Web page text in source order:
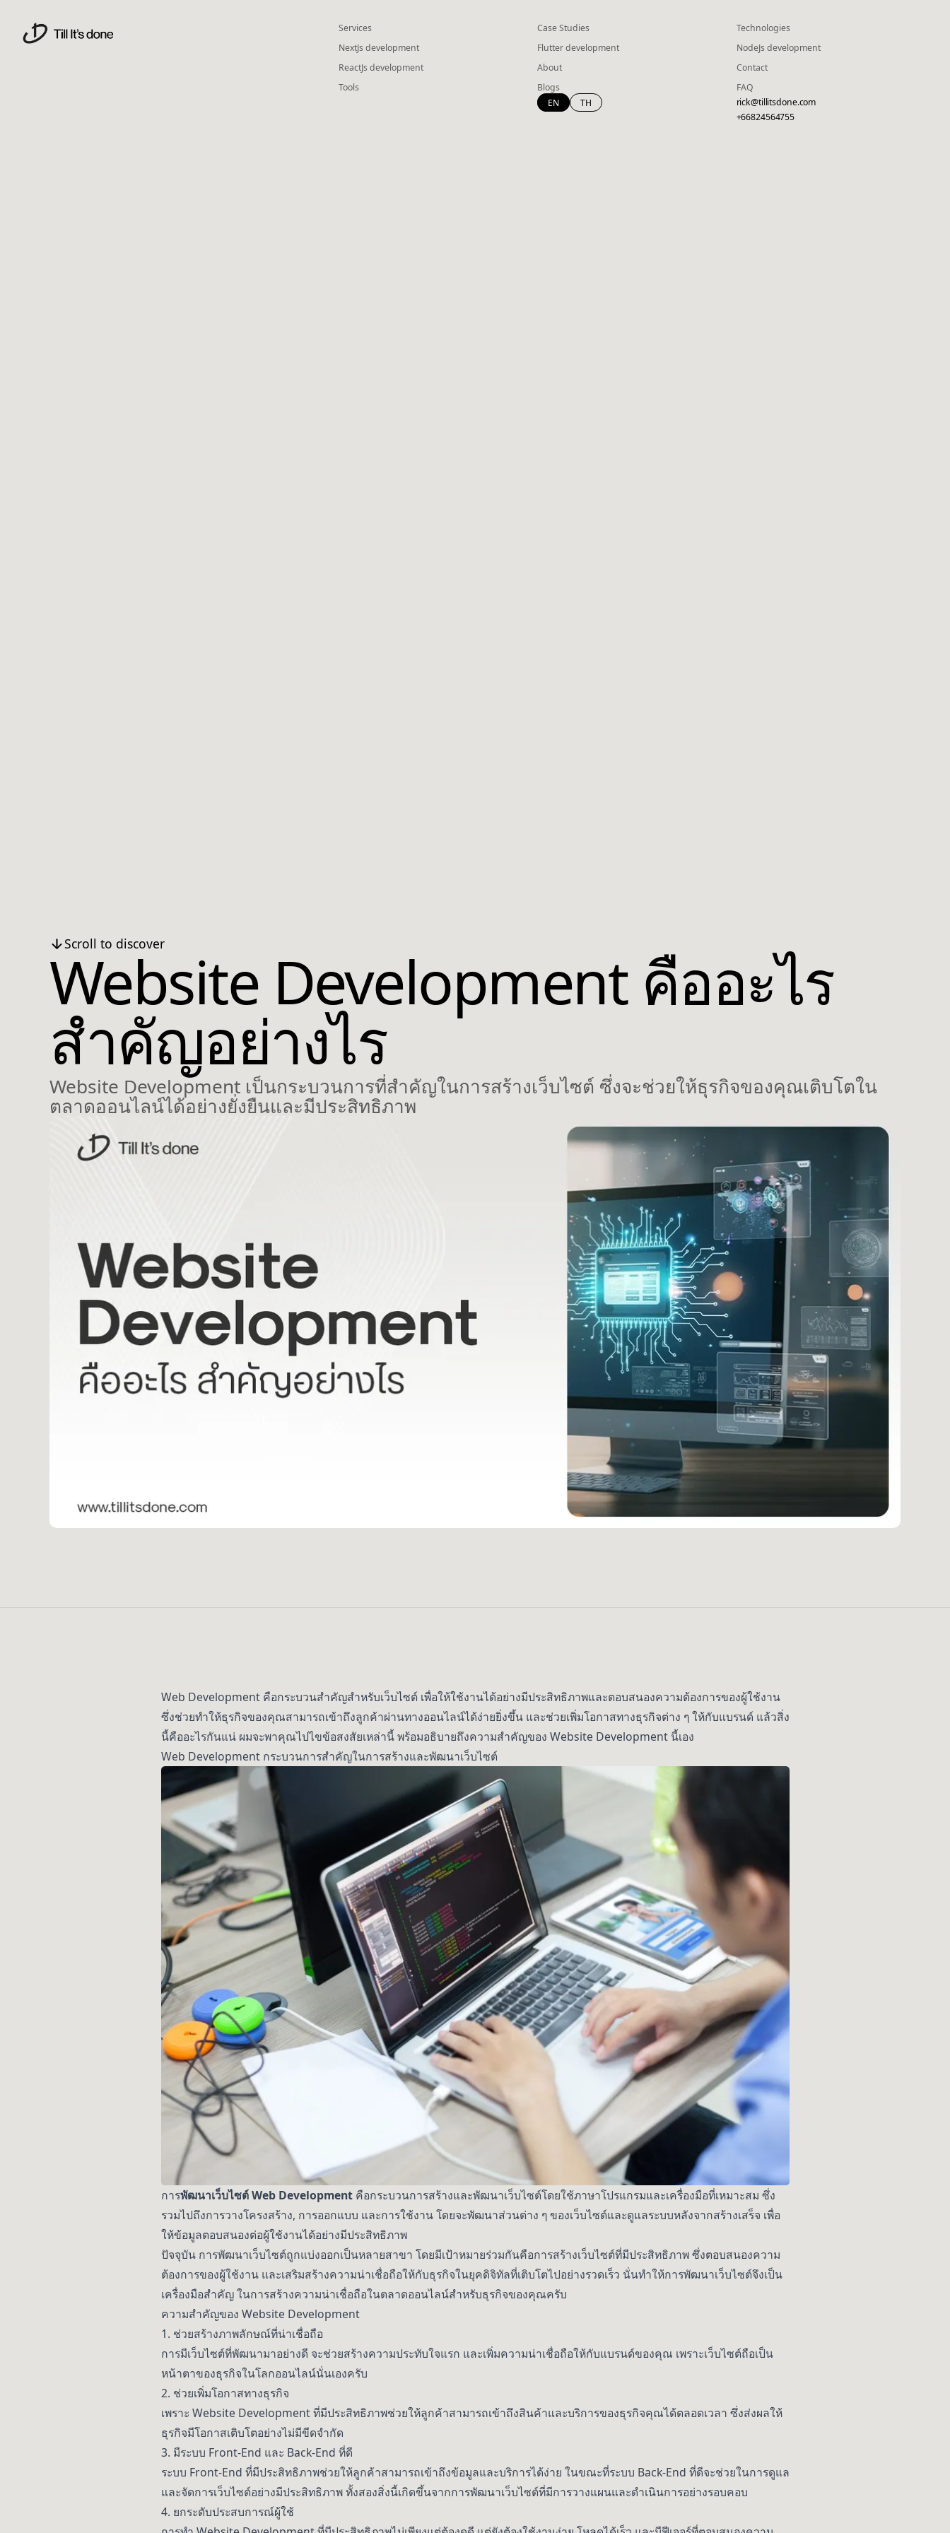
Services Case Studies
Technologies
NextJs development
Flutter development
NodeJs development
ReactJs development
About
Contact
Tools
Blogs
FAQ
EN
TH
rick@tillitsdone.com
+66824564755
Scroll to discover
Website Development คืออะไร
สำคัญอย่างไร
Website Development เป็นกระบวนการที่สำคัญในการสร้างเว็บไซต์ ซึ่งจะช่วยให้ธุรกิจของคุณเติบโตใน
ตลาดออนไลน์ได้อย่างยั่งยืนและมีประสิทธิภาพ
Web Development คือกระบวนสำคัญสำหรับเว็บไซต์ เพื่อให้ใช้งานได้อย่างมีประสิทธิภาพและตอบสนองความต้องการของผู้ใช้งาน
ซึ่งช่วยทำให้ธุรกิจของคุณสามารถเข้าถึงลูกค้าผ่านทางออนไลน์ได้ง่ายยิ่งขึ้น และช่วยเพิ่มโอกาสทางธุรกิจต่าง ๆ ให้กับแบรนด์ แล้วสิ่ง
นี้คืออะไรกันแน่ ผมจะพาคุณไปไขข้อสงสัยเหล่านี้ พร้อมอธิบายถึงความสำคัญของ Website Development นี้เอง
Web Development กระบวนการสำคัญในการสร้างและพัฒนาเว็บไซต์
การพัฒนาเว็บไซต์ Web Developmentคือกระบวนการสร้างและพัฒนาเว็บไซต์โดยใช้ภาษาโปรแกรมและเครื่องมือที่เหมาะสม ซึ่ง
รวมไปถึงการวางโครงสร้าง, การออกแบบ และการใช้งาน โดยจะพัฒนาส่วนต่าง ๆ ของเว็บไซต์และดูแลระบบหลังจากสร้างเสร็จ เพื่อ
ให้ข้อมูลตอบสนองต่อผู้ใช้งานได้อย่างมีประสิทธิภาพ
ปัจจุบัน การพัฒนาเว็บไซต์ถูกแบ่งออกเป็นหลายสาขา โดยมีเป้าหมายร่วมกันคือการสร้างเว็บไซต์ที่มีประสิทธิภาพ ซึ่งตอบสนองความ
ต้องการของผู้ใช้งาน และเสริมสร้างความน่าเชื่อถือให้กับธุรกิจในยุคดิจิทัลที่เติบโตไปอย่างรวดเร็ว นั่นทำให้การพัฒนาเว็บไซต์จึงเป็น
เครื่องมือสำคัญ ในการสร้างความน่าเชื่อถือในตลาดออนไลน์สำหรับธุรกิจของคุณครับ
ความสำคัญของ Website Development
1. ช่วยสร้างภาพลักษณ์ที่น่าเชื่อถือ
การมีเว็บไซต์ที่พัฒนามาอย่างดี จะช่วยสร้างความประทับใจแรก และเพิ่มความน่าเชื่อถือให้กับแบรนด์ของคุณ เพราะเว็บไซต์ถือเป็น
หน้าตาของธุรกิจในโลกออนไลน์นั่นเองครับ
2. ช่วยเพิ่มโอกาสทางธุรกิจ
เพราะ Website Development ที่มีประสิทธิภาพช่วยให้ลูกค้าสามารถเข้าถึงสินค้าและบริการของธุรกิจคุณได้ตลอดเวลา ซึ่งส่งผลให้
ธุรกิจมีโอกาสเติบโตอย่างไม่มีขีดจำกัด
3. มีระบบ Front-End และ Back-End ที่ดี
ระบบ Front-End ที่มีประสิทธิภาพช่วยให้ลูกค้าสามารถเข้าถึงข้อมูลและบริการได้ง่าย ในขณะที่ระบบ Back-End ที่ดีจะช่วยในการดูแล
และจัดการเว็บไซต์อย่างมีประสิทธิภาพ ทั้งสองสิ่งนี้เกิดขึ้นจากการพัฒนาเว็บไซต์ที่มีการวางแผนและดำเนินการอย่างรอบคอบ
4. ยกระดับประสบการณ์ผู้ใช้